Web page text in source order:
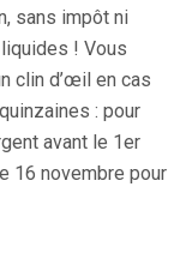
sans impôt ni
! Vous
clin d’œil en cas
: pour
avant le 1er
16 novembre pour